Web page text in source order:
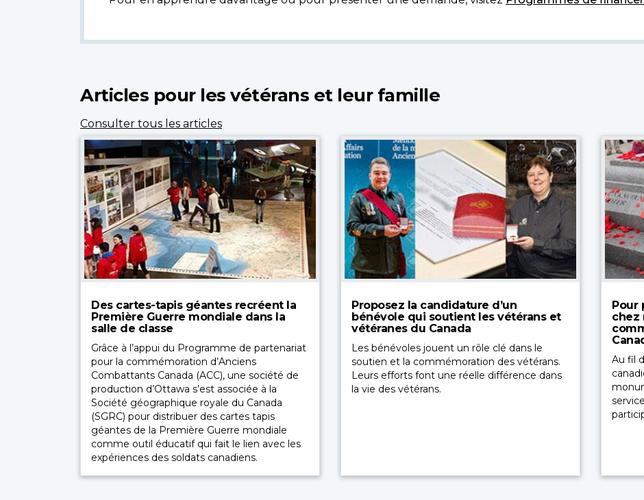
Articles pour les vétérans et leur famille
Consulter tous les articles
Des cartes-tapis géantes recréent la
Première Guerre mondiale dans la
salle de classe
Grâce à l’appui du Programme de partenariat
pour la commémoration d’Anciens
Combattants Canada (ACC), une société de
production d’Ottawa s’est associée à la
Société géographique royale du Canada
(SGRC) pour distribuer des cartes tapis
géantes de la Première Guerre mondiale
comme outil éducatif qui fait le lien avec les
expériences des soldats canadiens.
Proposez la candidature d’un
bénévole qui soutient les vétérans et
vétéranes du Canada
Les bénévoles jouent un rôle clé dans le
soutien et la commémoration des vétérans.
Leurs efforts font une réelle différence dans
la vie des vétérans.
Pour
chez
Au fil